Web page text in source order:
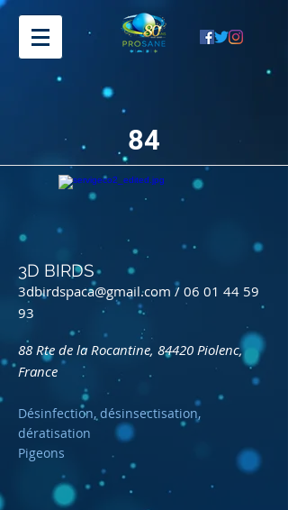
84
3D BIRDS
3dbirdspaca@gmail.com / 06 01 44 59
93
88 Rte de la Rocantine, 84420 Piolenc,
France
Désinfection, désinsectisation,
dératisation
Pigeons